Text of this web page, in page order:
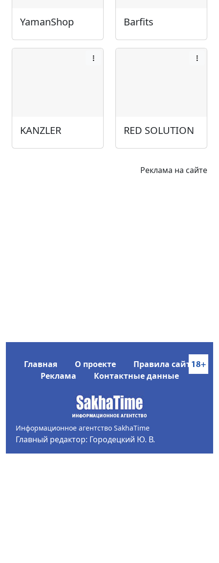
YamanShop Barfits
KANZLER RED SOLUTION
Реклама на сайте
Главная О проекте
Правила сайта
Реклама
Контактные данные
Информационное агентство SakhaTime
Главный редактор: Городецкий Ю. В.